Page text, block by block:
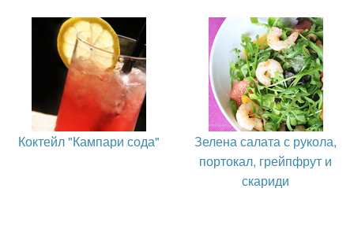
Коктейл "Кампари сода"
Зелена салата с рукола,
портокал, грейпфрут и
скариди